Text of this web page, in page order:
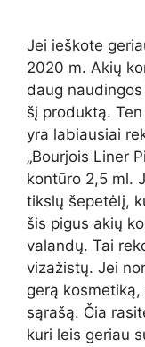
Jei ieškote
2020 m. Akių
daug
šį produktą.
yra labiausiai
„Bourjois Liner
kontūro 2,5 ml.
tikslų šepetėlį,
šis pigus akių
valandų. Tai
vizažistų. Jei
gerą
sąrašą. Čia
kuri leis geriau